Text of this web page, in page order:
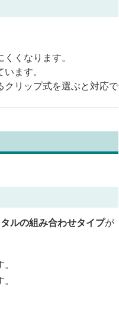
くなります。
ます。
リップ式を選ぶと対応で
ルの組み合わせタイプが